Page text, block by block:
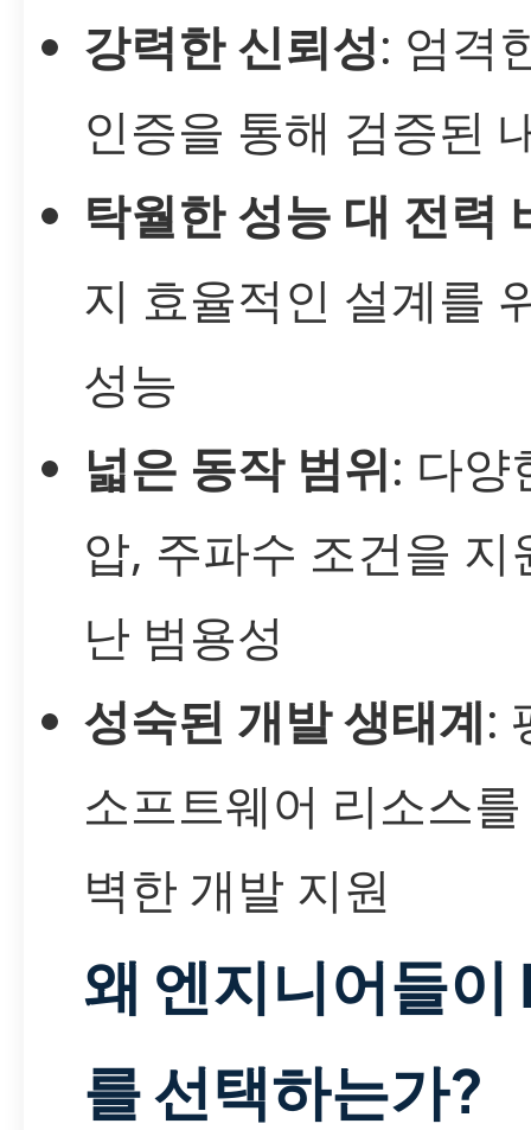
강력한 신뢰성: 엄격
인증을 통해 검증된
탁월한 성능 대 전력
지 효율적인 설계를
성능
넓은 동작 범위: 다양
압, 주파수 조건을 지
난 범용성
성숙된 개발 생태계:
소프트웨어 리소스
벽한 개발 지원
왜 엔지니어들
를 선택하는가?